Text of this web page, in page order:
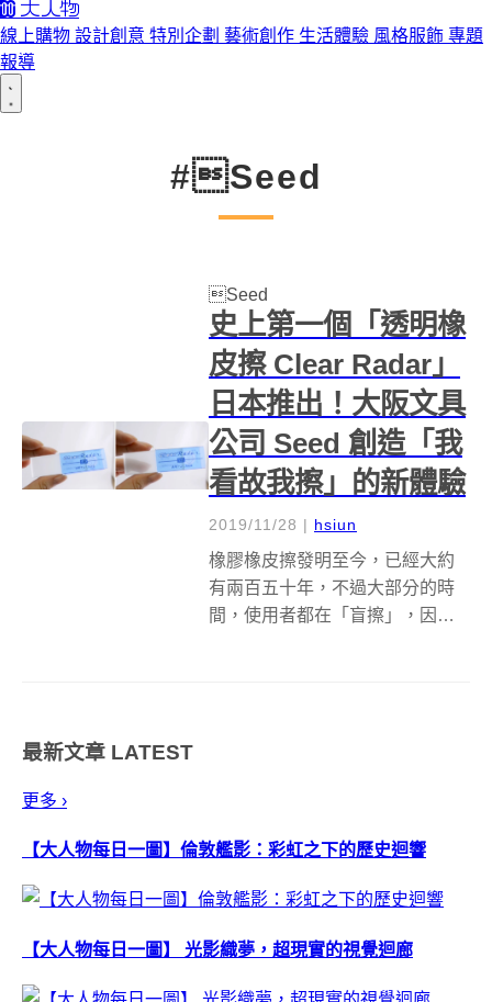
線上購物 設計創意 特別企劃 藝術創作 生活體驗 風格服飾 專題
報導
#Seed
Seed
史上第一個「透明橡
皮擦 Clear Radar」
日本推出！大阪文具
公司 Seed 創造「我
看故我擦」的新體驗
2019/11/28 | hsiun
橡膠橡皮擦發明至今，已經大約
有兩百五十年，不過大部分的時
間，使用者都在「盲擦」，因為
最新文章 LATEST
更多 ›
【大人物每日一圖】倫敦艦影：彩虹之下的歷史迴響
【大人物每日一圖】 光影織夢，超現實的視覺迴廊